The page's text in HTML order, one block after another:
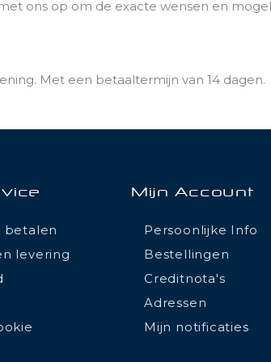
ons op om de exacte wensen en
Met een betaaltermijn van 14 dagen.
betalen
levering
Mijn Account
Persoonlijke Info
Bestellingen
Creditnota's
Adressen
Mijn notificaties